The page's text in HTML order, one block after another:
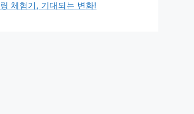
링 체험기, 기대되는 변화!